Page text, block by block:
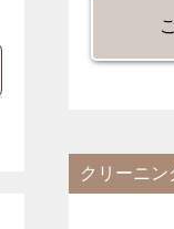
クリーニン